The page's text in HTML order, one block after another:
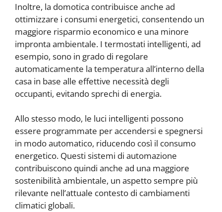
Inoltre, la domotica contribuisce anche ad
ottimizzare i consumi energetici, consentendo un
maggiore risparmio economico e una minore
impronta ambientale. I termostati intelligenti, ad
esempio, sono in grado di regolare
automaticamente la temperatura all’interno della
casa in base alle effettive necessità degli
occupanti, evitando sprechi di energia.
Allo stesso modo, le luci intelligenti possono
essere programmate per accendersi e spegnersi
in modo automatico, riducendo così il consumo
energetico. Questi sistemi di automazione
contribuiscono quindi anche ad una maggiore
sostenibilità ambientale, un aspetto sempre più
rilevante nell’attuale contesto di cambiamenti
climatici globali.